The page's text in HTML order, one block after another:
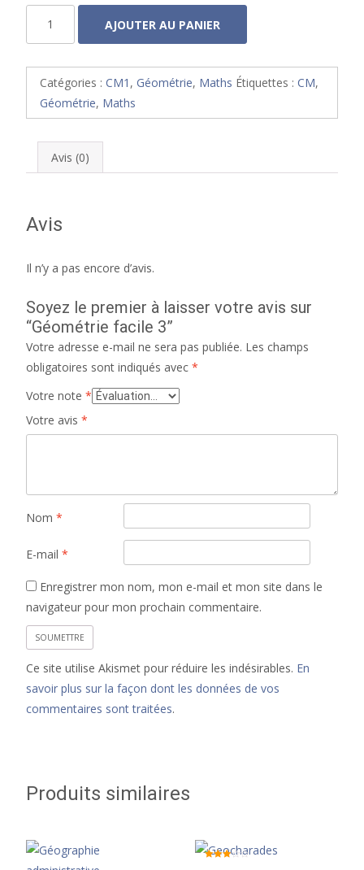
facile
AJOUTER AU PANIER
Catégories : CM1 , Géométrie, Maths Étiquettes : CM,
Géométrie, Maths
Avis (0)
Avis
Il n’y a pas encore d’avis.
Soyez le premier à laisser votre avis sur
“Géométrie facile 3”
Votre adresse e-mail ne sera pas publiée. Les champs
obligatoires sont indiqués avec *
Votre note *
Votre avis *
Nom *
E-mail *
Enregistrer mon nom, mon e-mail et mon site dans le
navigateur pour mon prochain commentaire.
Ce site utilise Akismet pour réduire les indésirables. En
savoir plus sur la façon dont les données de vos
commentaires sont traitées.
Produits similaires